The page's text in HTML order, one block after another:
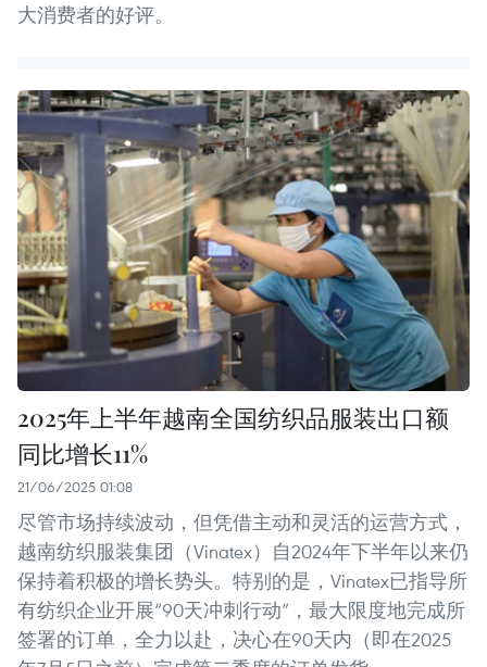
大消费者的好评。
2025年上半年越南全国纺织品服装出口额
同比增长11%
21/06/2025 01:08
尽管市场持续波动，但凭借主动和灵活的运营方式，
越南纺织服装集团（Vinatex）自2024年下半年以来仍
保持着积极的增长势头。特别的是，Vinatex已指导所
有纺织企业开展“90天冲刺行动”，最大限度地完成所
签署的订单，全力以赴，决心在90天内（即在2025